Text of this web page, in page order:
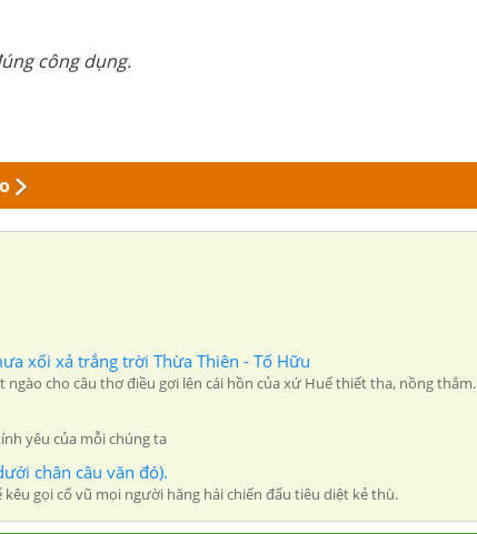
công dụng.
xối xả trắng trời Thừa Thiên - Tố Hữu
cho câu thơ điều gợi lên cái hồn của xứ Huế thiết tha, nồng thắm.
yêu của mỗi chúng ta
chân câu văn đó).
gọi cổ vũ mọi người hăng hái chiến đấu tiêu diệt kẻ thù.